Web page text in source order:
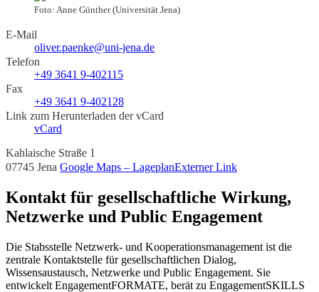
Foto: Anne Günther (Universität Jena)
E-Mail
oliver.paenke@uni-jena.de
Telefon
+49 3641 9-402115
Fax
+49 3641 9-402128
Link zum Herunterladen der vCard
vCard
Kahlaische Straße 1
07745 Jena Google Maps – LageplanExterner Link
Kontakt für gesellschaftliche Wirkung,
Netzwerke und Public Engagement
Die Stabsstelle Netzwerk- und Kooperationsmanagement ist die
zentrale Kontaktstelle für gesellschaftlichen Dialog,
Wissensaustausch, Netzwerke und Public Engagement. Sie
entwickelt EngagementFORMATE, berät zu EngagementSKILLS